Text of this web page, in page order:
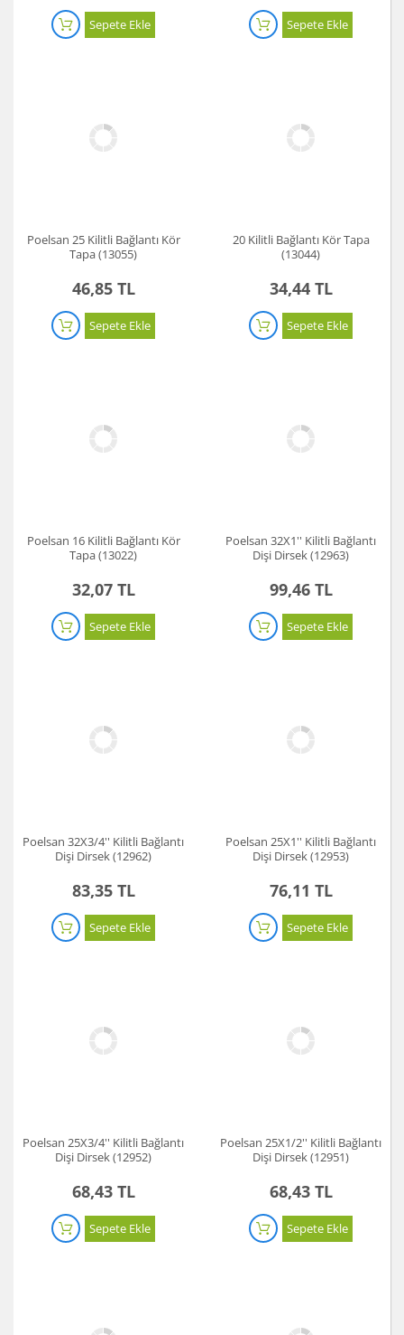
Sepete Ekle Sepete Ekle
Poelsan 25 Kilitli Bağlantı Kör
Tapa (13055)
46,85 TL
Sepete Ekle
20 Kilitli Bağlantı Kör Tapa
(13044)
34,44 TL
Sepete Ekle
Poelsan 16 Kilitli Bağlantı Kör
Tapa (13022)
32,07 TL
Sepete Ekle
Poelsan 32X1'' Kilitli Bağlantı
Dişi Dirsek (12963)
99,46 TL
Sepete Ekle
Poelsan 32X3/4'' Kilitli Bağlantı
Dişi Dirsek (12962)
83,35 TL
Sepete Ekle
Poelsan 25X1'' Kilitli Bağlantı
Dişi Dirsek (12953)
76,11 TL
Sepete Ekle
Poelsan 25X3/4'' Kilitli Bağlantı
Dişi Dirsek (12952)
68,43 TL
Sepete Ekle
Poelsan 25X1/2'' Kilitli Bağlantı
Dişi Dirsek (12951)
68,43 TL
Sepete Ekle